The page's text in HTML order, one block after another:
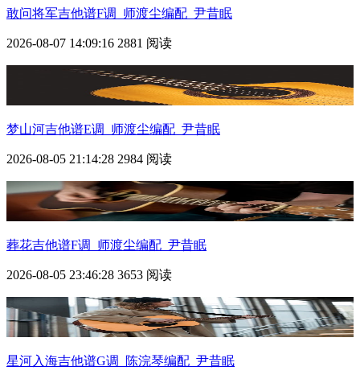
敢问将军吉他谱F调_师渡尘编配_尹昔眠
2026-08-07 14:09:16 2881 阅读
梦山河吉他谱E调_师渡尘编配_尹昔眠
2026-08-05 21:14:28 2984 阅读
葬花吉他谱F调_师渡尘编配_尹昔眠
2026-08-05 23:46:28 3653 阅读
星河入海吉他谱G调_陈浣琴编配_尹昔眠